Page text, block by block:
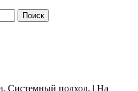
Системный подход. | На